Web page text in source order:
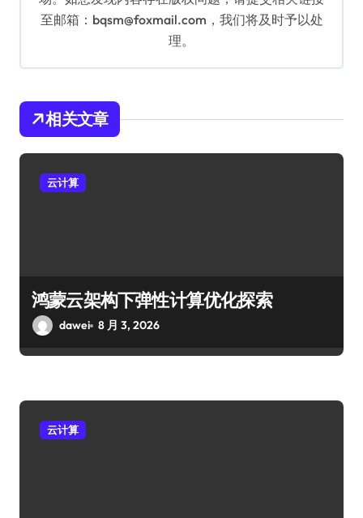
至邮箱：bqsm@foxmail.com，我们将及时予以处
理。
相关文章
云计算
鸿蒙云架构下弹性计算优化探索
dawei 8 月 3, 2026
云计算